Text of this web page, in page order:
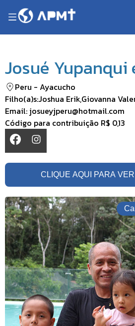
Josué Yupanqui
Peru - Ayacucho
Filho(a)s:Joshua Erik,Giovanna
Email: josueyjperu@hotmail.com
Código para contribuição R$ 0,13
CLIQUE AQUI PARA